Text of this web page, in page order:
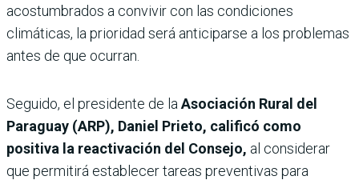
acostumbrados a convivir con las condiciones
climáticas, la prioridad será anticiparse a los problemas
antes de que ocurran.
Seguido, el presidente de laAsociación Rural del
Paraguay (ARP), Daniel Prieto, calificó como
positiva la reactivación del Consejo, al considerar
que permitirá establecer tareas preventivas para